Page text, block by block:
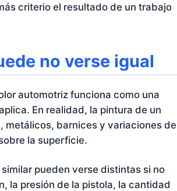
criterio el resultado de un trabajo
no verse igual
automotriz funciona como una
En realidad, la pintura de un
metálicos, barnices y variaciones de
la superficie.
pueden verse distintas si no
la presión de la pistola, la cantidad